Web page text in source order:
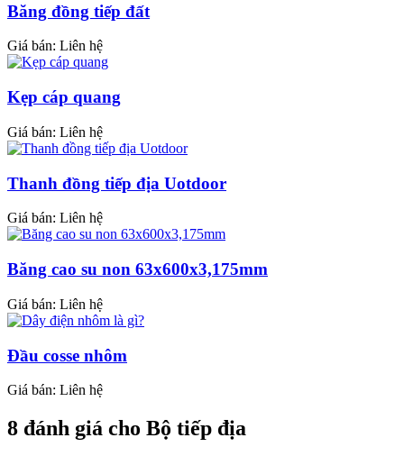
Băng đồng tiếp đất
Giá bán: Liên hệ
Kẹp cáp quang
Giá bán: Liên hệ
Thanh đồng tiếp địa Uotdoor
Giá bán: Liên hệ
Băng cao su non 63x600x3,175mm
Giá bán: Liên hệ
Đầu cosse nhôm
Giá bán: Liên hệ
8 đánh giá cho Bộ tiếp địa